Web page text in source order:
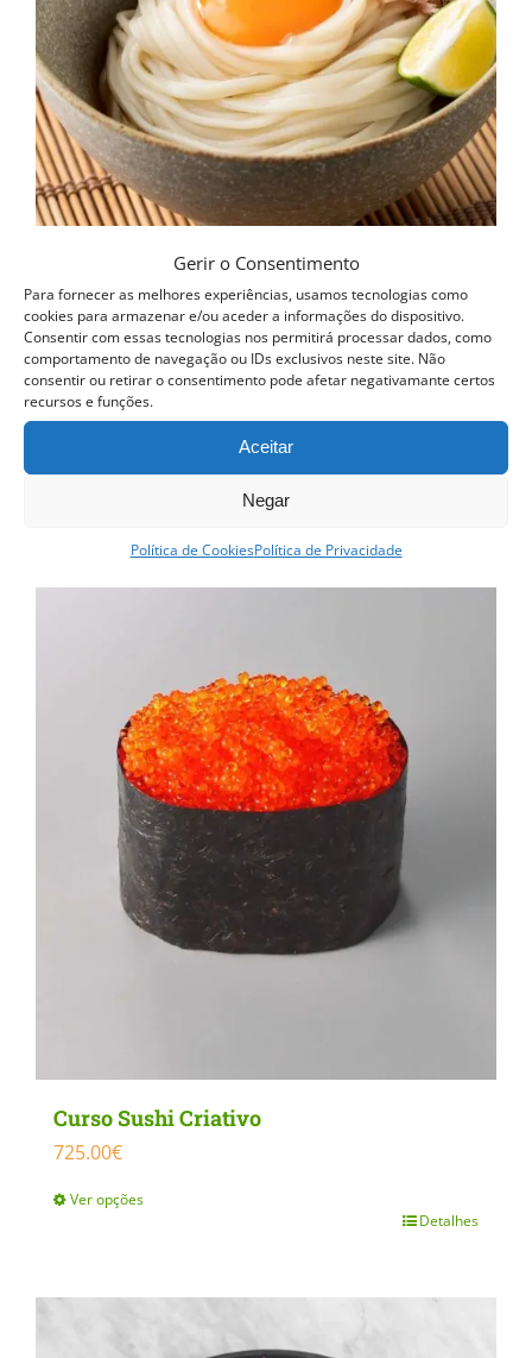
Gerir o Consentimento
Para fornecer as melhores experiências, usamos tecnologias como
cookies para armazenar e/ou aceder a informações do dispositivo.
Consentir com essas tecnologias nos permitirá processar dados, como
comportamento de navegação ou IDs exclusivos neste site. Não
consentir ou retirar o consentimento pode afetar negativamante certos
recursos e funções.
Aceitar
Negar
Política de CookiesPolítica de Privacidade
Curso Street food, Dumplings e Udon
425.00€
Ver opções
product
variants.
chosen
product
Detalhes
Curso Sushi Criativo
725.00€
Ver opções
has
Detalhes